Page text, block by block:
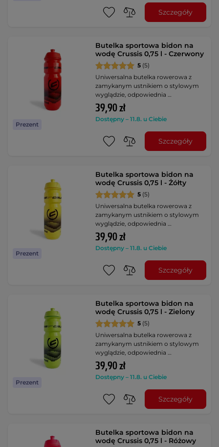
Szczegóły
Prezent
Butelka sportowa bidon na
wodę Crussis 0,75 l - Czerwony
5 (5)
Uniwersalna butelka rowerowa z
zamykanym ustnikiem o stylowym
wyglądzie, odpowiednia …
39,90 zł
Dostępny – 11.8. u Ciebie
Szczegóły
Prezent
Butelka sportowa bidon na
wodę Crussis 0,75 l - Żółty
5 (5)
Uniwersalna butelka rowerowa z
zamykanym ustnikiem o stylowym
wyglądzie, odpowiednia …
39,90 zł
Dostępny – 11.8. u Ciebie
Szczegóły
Prezent
Butelka sportowa bidon na
wodę Crussis 0,75 l - Zielony
5 (5)
Uniwersalna butelka rowerowa z
zamykanym ustnikiem o stylowym
wyglądzie, odpowiednia …
39,90 zł
Dostępny – 11.8. u Ciebie
Szczegóły
Butelka sportowa bidon na
wodę Crussis 0,75 l - Różowy